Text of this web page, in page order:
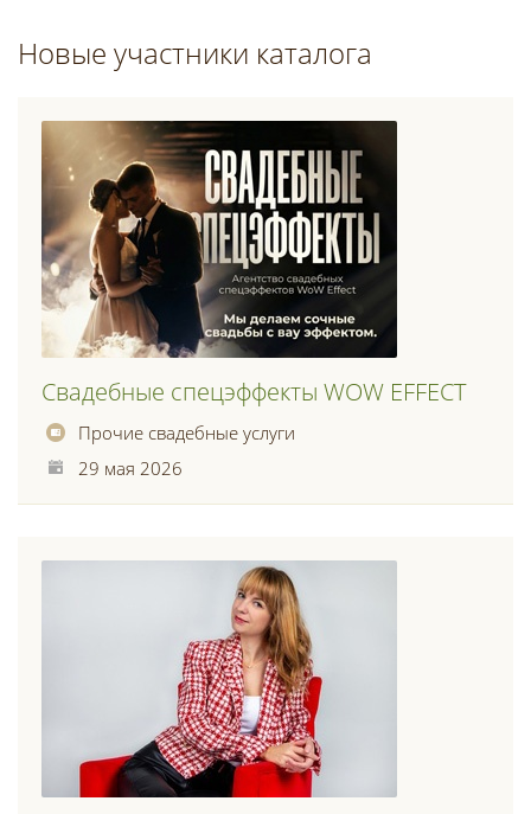
Новые участники каталога
Свадебные спецэффекты WOW EFFECT
Прочие свадебные услуги
29 мая 2026